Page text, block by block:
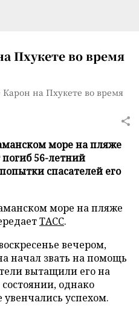
Пхукете во время
на Пхукете во время
море на пляже
56-летний
спасателей его
море на пляже
ТАСС.
вечером,
начал звать на помощь
вытащили его на
состоянии, однако
успехом.